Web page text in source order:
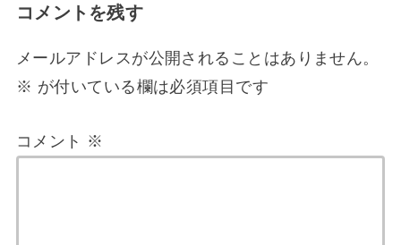
コメントを残す
メールアドレスが公開されることはありません。
※ が付いている欄は必須項目です
コメント ※